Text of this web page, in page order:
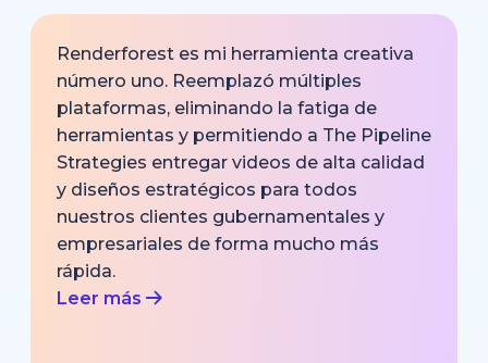
Renderforest es mi herramienta creativa
número uno. Reemplazó múltiples
plataformas, eliminando la fatiga de
herramientas y permitiendo a The Pipeline
Strategies entregar videos de alta calidad
y diseños estratégicos para todos
nuestros clientes gubernamentales y
empresariales de forma mucho más
rápida.
Leer más